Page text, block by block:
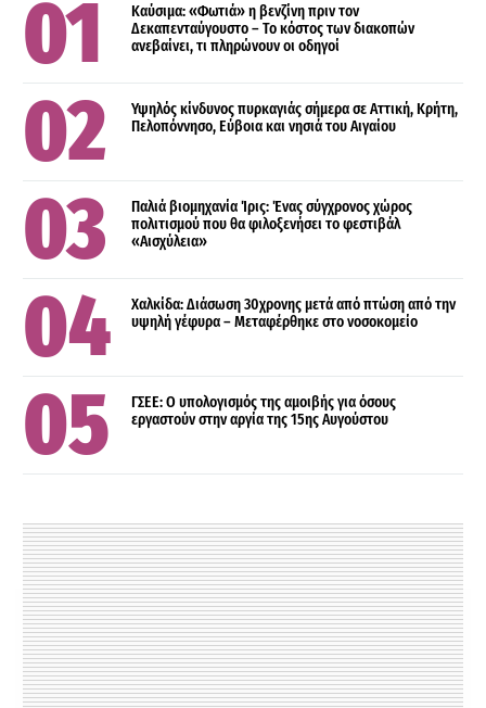
Καύσιμα: «Φωτιά» η βενζίνη πριν τον
Δεκαπενταύγουστο – Το κόστος των διακοπών
ανεβαίνει, τι πληρώνουν οι οδηγοί
Υψηλός κίνδυνος πυρκαγιάς σήμερα σε Αττική, Κρήτη,
Πελοπόννησο, Εύβοια και νησιά του Αιγαίου
Παλιά βιομηχανία Ίρις: Ένας σύγχρονος χώρος
πολιτισμού που θα φιλοξενήσει το φεστιβάλ
«Αισχύλεια»
Χαλκίδα: Διάσωση 30χρονης μετά από πτώση από την
υψηλή γέφυρα – Μεταφέρθηκε στο νοσοκομείο
ΓΣΕΕ: Ο υπολογισμός της αμοιβής για όσους
εργαστούν στην αργία της 15ης Αυγούστου